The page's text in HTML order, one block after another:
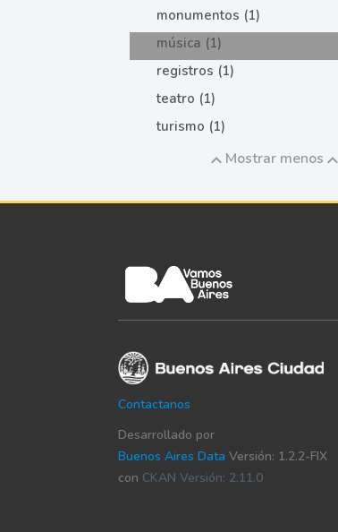
monumentos (1)
música (1)
registros (1)
teatro (1)
turismo (1)
Mostrar menos
Contactanos
Desarrollado por
Buenos Aires Data Versión: 1.2.2-FIX
con CKAN Versión: 2.11.0